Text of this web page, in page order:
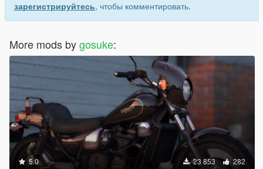
зарегистрируйтесь, чтобы комментировать.
More mods bygosuke:
5.0 23 853 282